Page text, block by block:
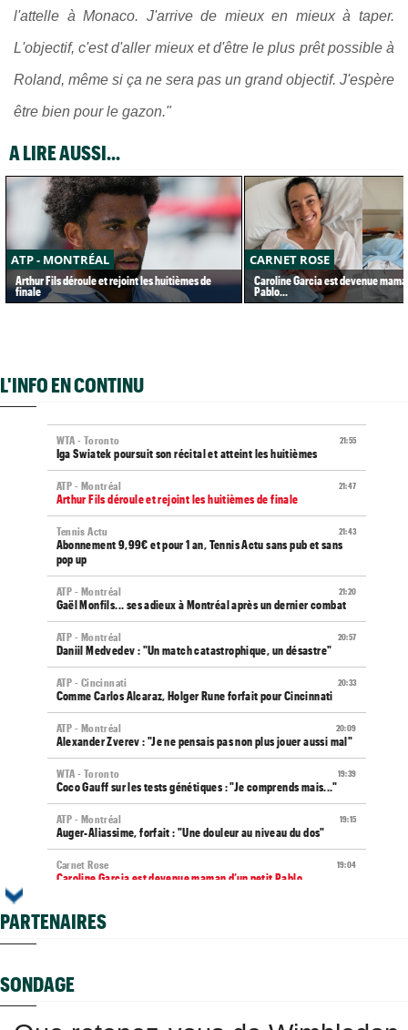
l'attelle à Monaco. J'arrive de mieux en mieux à taper.
L'objectif, c'est d'aller mieux et d'être le plus prêt possible à
Roland, même si ça ne sera pas un grand objectif. J'espère
être bien pour le gazon."
A LIRE AUSSI...
ATP - MONTRÉAL
Arthur Fils déroule et rejoint les huitièmes de
finale
CARNET ROSE
Caroline Garcia est devenue
Pablo...
L'INFO EN CONTINU
21:55
WTA - Toronto
Iga Swiatek poursuit son récital et atteint les huitièmes
21:47
ATP - Montréal
Arthur Fils déroule et rejoint les huitièmes de finale
21:43
Tennis Actu
Abonnement 9,99€ et pour 1 an, Tennis Actu sans pub et sans
pop up
21:20
ATP - Montréal
Gaël Monfils... ses adieux à Montréal après un dernier combat
20:57
ATP - Montréal
Daniil Medvedev : "Un match catastrophique, un désastre"
20:33
ATP - Cincinnati
Comme Carlos Alcaraz, Holger Rune forfait pour Cincinnati
20:09
ATP - Montréal
Alexander Zverev : "Je ne pensais pas non plus jouer aussi mal"
19:39
WTA - Toronto
Coco Gauff sur les tests génétiques : "Je comprends mais..."
19:15
ATP - Montréal
Auger-Aliassime, forfait : "Une douleur au niveau du dos"
19:04
Carnet Rose
Caroline Garcia est devenue maman d’un petit Pablo...
Elsa Jacquemot va éviter les périlleuses qualifications
dommage"
PARTENAIRES
SONDAGE